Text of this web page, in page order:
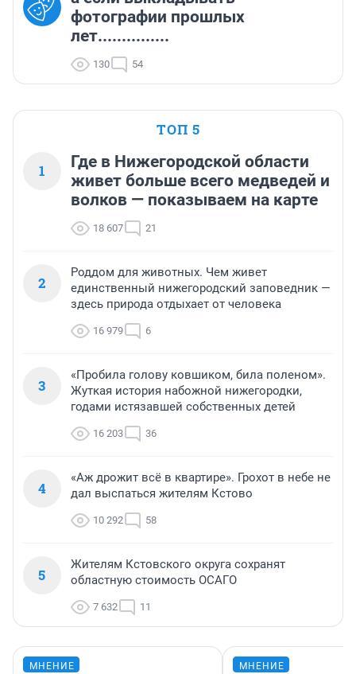
фотографии прошлых
лет...............
130 54
ТОП 5
1
Где в Нижегородской области
живет больше всего медведей и
волков — показываем на карте
18 607 21
2
Роддом для животных. Чем живет
единственный нижегородский заповедник —
здесь природа отдыхает от человека
16 979 6
3
«Пробила голову ковшиком, била поленом».
Жуткая история набожной нижегородки,
годами истязавшей собственных детей
16 203 36
4
«Аж дрожит всё в квартире». Грохот в небе не
дал выспаться жителям Кстово
10 292 58
5
Жителям Кстовского округа сохранят
областную стоимость ОСАГО
7 632 11
МНЕНИЕ МНЕНИЕ